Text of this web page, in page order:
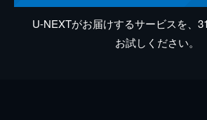
U-NEXTがお届けするサービスを、
お試しください。